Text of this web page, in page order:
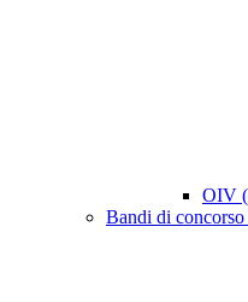
OIV
Bandi di concorso